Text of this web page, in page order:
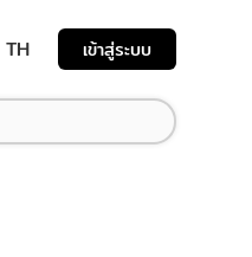
TH เข้าสู่ระบบ